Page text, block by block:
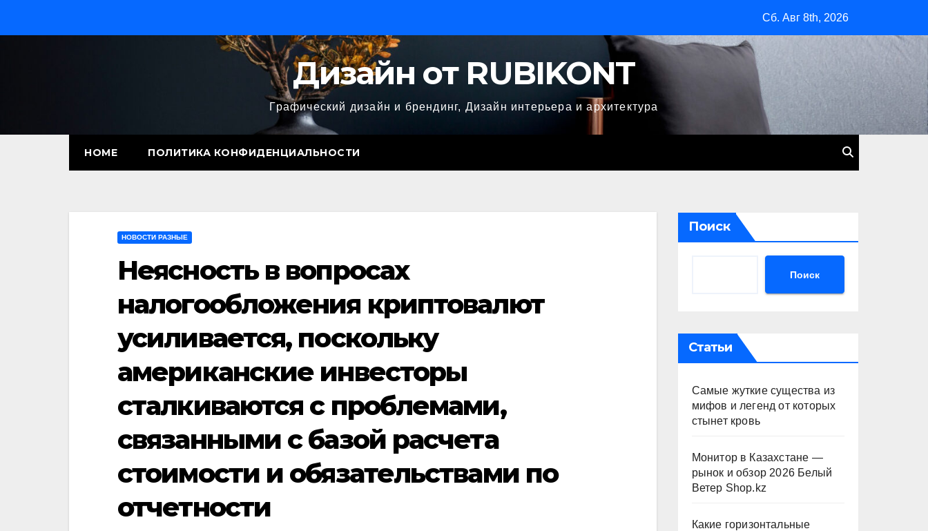
Сб. Авг 8th, 2026
Дизайн от RUBIKONT
Графический дизайн и брендинг, Дизайн интерьера и архитектура
HOME ПОЛИТИКА КОНФИДЕНЦИАЛЬНОСТИ
НОВОСТИ РАЗНЫЕ
Неясность в вопросах
налогообложения криптовалют
усиливается, поскольку
американские инвесторы
сталкиваются с проблемами,
связанными с базой расчета
стоимости и обязательствами по
отчетности
Поиск
Поиск
Статьи
Самые жуткие существа из
мифов и легенд от которых
стынет кровь
Монитор в Казахстане —
рынок и обзор 2026 Белый
Ветер Shop.kz
Какие горизонтальные